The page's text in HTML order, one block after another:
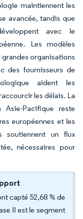
maintiennent les
avancée, tandis que
avec le
Les modèles
organisations
des fournisseurs de
aident les
les délais. La
Pacifique reste
européennes et les
soutiennent un flux
nécessaires pour
capté 52,68 % de
II est le segment